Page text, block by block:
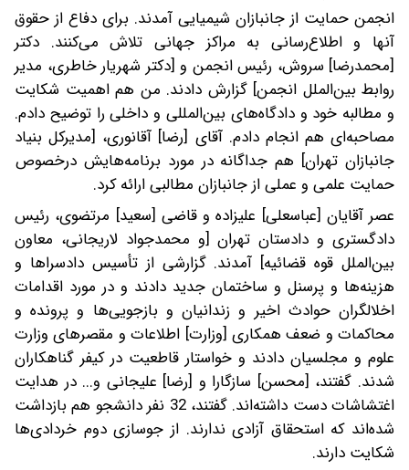
انجمن حمایت از جانبازان شیمیایی‌ آمدند. برای دفاع از حقوق
آنها و اطلاع‌رسانی به مراکز جهانی تلاش می‌کنند. دکتر
[محمدرضا] سروش، رئیس انجمن و [دکتر شهریار خاطری، مدیر
روابط بین‌الملل انجمن] گزارش دادند. من هم اهمیت شکایت
و مطالبه خود و دادگاه‌های بین‌المللی و داخلی را توضیح دادم.
مصاحبه‌ای هم انجام دادم. آقای [رضا] آقانوری، [مدیرکل بنیاد
جانبازان تهران] هم جداگانه در مورد برنامه‌هایش درخصوص
حمایت علمی و عملی از جانبازان مطالبی ارائه‌ کرد.
عصر آقایان [عباسعلی] علیزاده و قاضی [سعید] مرتضوی، رئیس
دادگستری و دادستان تهران [و محمدجواد لاریجانی، معاون
بین‌الملل قوه قضائیه] آمدند. گزارشی از تأسیس دادسراها و
هزینه‌ها و پرسنل و ساختمان جدید دادند و در مورد اقدامات
اخلالگران حوادث اخیر و زندانیان و بازجویی‌ها و پرونده و
محاکمات و ضعف همکاری [وزارت] اطلاعات و مقصرهای وزارت
علوم و مجلسیان دادند و خواستار قاطعیت در کیفر گناهکاران
شدند. گفتند، [محسن] سازگارا و [رضا] علیجانی و... در هدایت
اغتشاشات دست داشته‌اند. گفتند، 32 نفر دانشجو هم بازداشت
شده‌اند که استحقاق آزادی ندارند. از جوسازی دوم خردادی‌ها
شکایت دارند.